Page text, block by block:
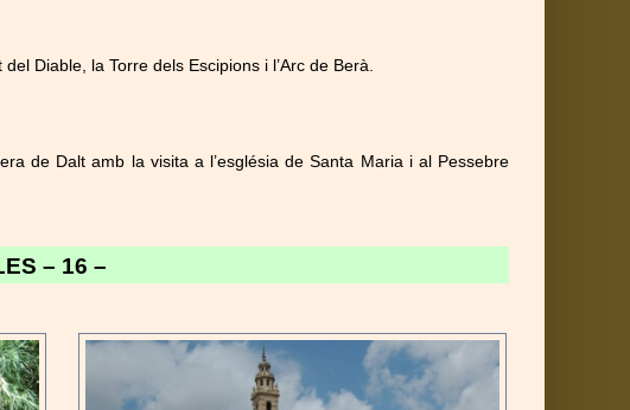
Diable, la Torre dels Escipions i l’Arc de Berà.
de Dalt amb la visita a l’església de Santa Maria i al Pessebre
– 16 –